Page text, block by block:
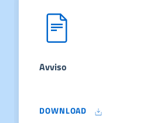
Avviso
DOWNLOAD